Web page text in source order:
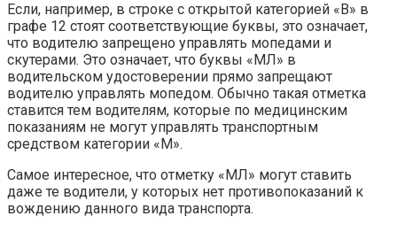
Если, например, в строке с открытой категорией «В» в
графе 12 стоят соответствующие буквы, это означает,
что водителю запрещено управлять мопедами и
скутерами. Это означает, что буквы «МЛ» в
водительском удостоверении прямо запрещают
водителю управлять мопедом. Обычно такая отметка
ставится тем водителям, которые по медицинским
показаниям не могут управлять транспортным
средством категории «М».
Самое интересное, что отметку «МЛ» могут ставить
даже те водители, у которых нет противопоказаний к
вождению данного вида транспорта.